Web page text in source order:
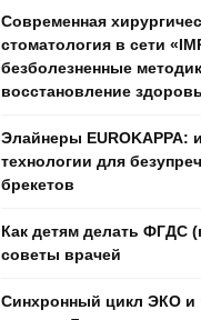
Современная
стоматология в сети
безболезненные
восстановление
Элайнеры EUROKAPPA:
технологии для
брекетов
Как детям делать ФГДС
советы врачей
Синхронный цикл ЭКО и